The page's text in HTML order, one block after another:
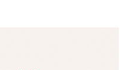
前線で見てきた生き字引として
アのニュースポータルの創業デ
。世界最大IT系メディア（ス
、World Innovation Lab(WiL)